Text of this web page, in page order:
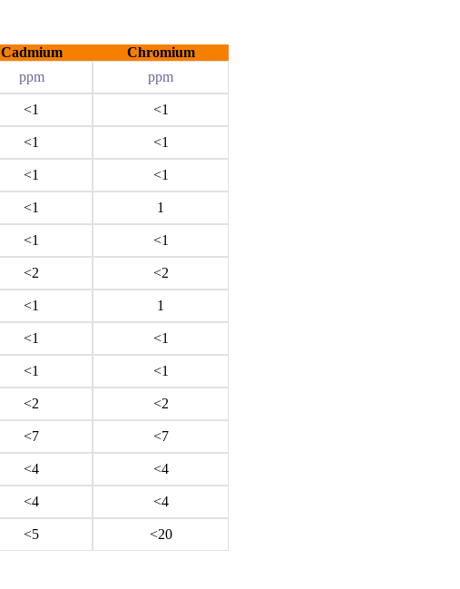
Cadmium
Chromium
ppm ppm
<1 <1
<1 <1
<1 <1
<1 1
<1 <1
<2 <2
<1 1
<1 <1
<1 <1
<2 <2
<7 <7
<4 <4
<4 <4
<5 <20